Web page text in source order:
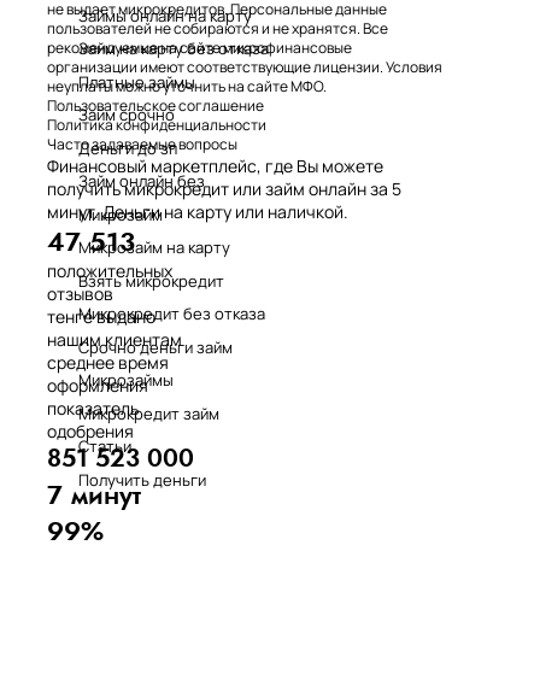
Займы онлайн на карту
Займ на карту без отказа
Платные займы
Займ срочно
Деньги до зп
Займ онлайн без
Микрозайм
Микрозайм на карту
Взять микрокредит
Микрокредит без отказа
Срочно деньги займ
Микрозаймы
Микрокредит займ
Статьи
Получить деньги
не выдает микрокредитов. Персональные данные
пользователей не собираются и не хранятся. Все
рекомендуемые на сайте микрофинансовые
организации имеют соответствующие лицензии. Условия
неуплаты можно уточнить на сайте МФО.
Пользовательское соглашение
Политика конфиденциальности
Часто задаваемые вопросы
Финансовый маркетплейс, где Вы можете
получить микрокредит или займ онлайн за 5
минут. Деньги на карту или наличкой.
47 513
положительных
отзывов
тенге выдано
нашим клиентам
среднее время
оформления
показатель
одобрения
851 523 000
7 минут
99%